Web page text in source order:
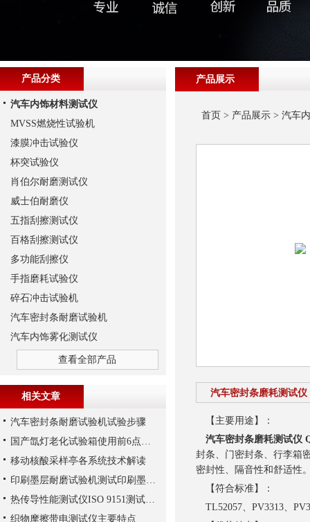
产品展示
首页 > 产品展示> 汽车
汽车密封条磨耗测试仪
【主要用途】：
汽车密封条磨耗测试仪
封条、门密封条、行李箱
密封性、隔音性和舒适性
【符合标准】：
TL52057、PV3313、
产品分类
汽车内饰材料测试仪
MVSS燃烧性试验机
漆膜冲击试验仪
杯突试验仪
肖伯尔耐磨测试仪
威士伯耐磨仪
五指刮擦测试仪
百格刮擦测试仪
多功能刮擦仪
手指磨耗试验仪
碎石冲击试验机
汽车密封条耐磨试验机
汽车内饰雾化测试仪
查看全部产品
相关文章
汽车密封条耐磨试验机试验步骤
国产氙灯老化试验箱使用前6点建议
移动核酸采样亭各系统技术解读
印刷墨层耐磨试验机测试印刷墨层耐磨性解析
热传导性能测试仪ISO 9151测试实验
织物摩擦带电测试仪主要特点